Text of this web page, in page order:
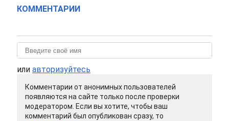
КОММЕНТАРИИ
или авторизуйтесь
Комментарии от анонимных пользователей
появляются на сайте только после проверки
модератором. Если вы хотите, чтобы ваш
комментарий был опубликован сразу, то